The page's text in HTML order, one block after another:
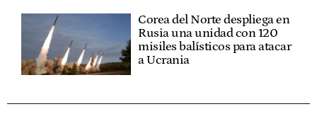
Corea del Norte despliega en
Rusia una unidad con 120
misiles balísticos para atacar
a Ucrania